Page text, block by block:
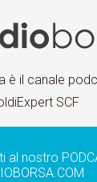
è il canale
SCF
al nostro